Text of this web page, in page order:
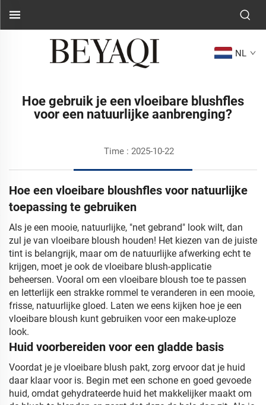
NL
Hoe gebruik je een vloeibare blushfles
voor een natuurlijke aanbrenging?
Time : 2025-10-22
Hoe een vloeibare bloushfles voor natuurlijke
toepassing te gebruiken
Als je een mooie, natuurlijke, "net gebrand" look wilt, dan
zul je van vloeibare bloush houden! Het kiezen van de juiste
tint is belangrijk, maar om de natuurlijke afwerking echt te
krijgen, moet je ook de vloeibare blush-applicatie
beheersen. Vooral om een vloeibare bloush toe te passen
en letterlijk een strakke rommel te veranderen in een mooie,
frisse, natuurlijke gloed. Laten we eens kijken hoe je een
vloeibare bloush kunt gebruiken voor een make-uploze
look.
Huid voorbereiden voor een gladde basis
Voordat je je vloeibare blush pakt, zorg ervoor dat je huid
daar klaar voor is. Begin met een schone en goed gevoede
huid, omdat gehydrateerde huid het makkelijker maakt om